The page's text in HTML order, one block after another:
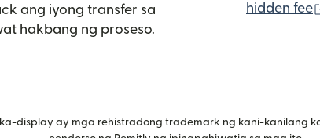
ang iyong transfer sa
hakbang ng proseso.
hidden fee
display ay mga rehistradong trademark ng kani-kanilang